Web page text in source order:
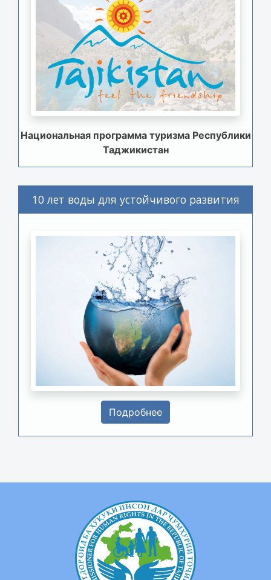
Национальная программа туризма Республики
Таджикистан
10 лет воды для устойчивого развития
Подробнее